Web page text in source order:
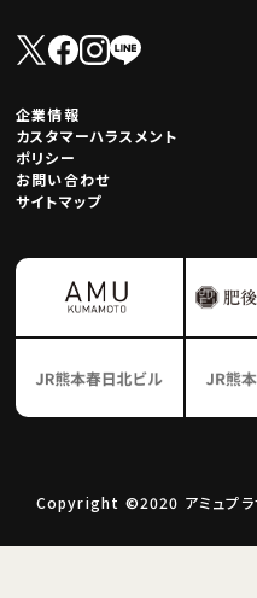
企業情報
カスタマーハラスメント
ポリシー
お問い合わせ
サイトマップ
Copyright ©2020 アミュプ